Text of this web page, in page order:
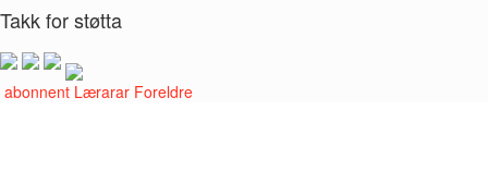
Takk for støtta
abonnent Lærarar Foreldre